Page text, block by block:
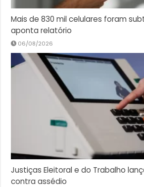
Mais de 830 mil celulares foram
aponta relatório
06/08/2026
Justiças Eleitoral e do Trabalho
contra assédio